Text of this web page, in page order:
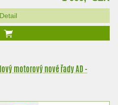
Detail
motorový nové řady AD -